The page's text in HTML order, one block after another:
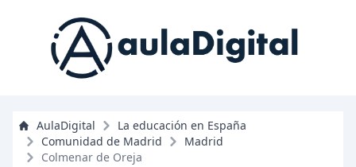
AulaDigital
La educación en España
Comunidad de Madrid
Madrid
Colmenar de Oreja